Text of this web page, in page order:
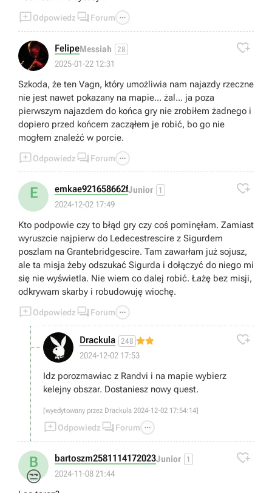
Odpowiedz  Forum 
FelipeMessiah 28
2025-01-22 12:31

Szkoda, że ten Vagn, który umożliwia nam najazdy rzeczne
nie jest nawet pokazany na mapie... żal... ja poza
pierwszym najazdem do końca gry nie zrobiłem żadnego i
dopiero przed końcem zacząłem je robić, bo go nie
mogłem znaleźć w porcie.
Odpowiedz  Forum 
E emkae921658662fJunior 1
2024-12-02 17:49

Kto podpowie czy to błąd gry czy coś pominęłam. Zamiast
wyruszcie najpierw do Ledecestrescire z Sigurdem
poszlam na Grantebridgescire. Tam zawarłam już sojusz,
ale ta misja żeby odszukać Sigurda i dołączyć do niego mi
się nie wyświetla. Nie wiem co dalej robić. Łażę bez misji,
odkrywam skarby i robudowuję wiochę.
Odpowiedz  Forum 
Drackula 248
2024-12-02 17:53

Idz porozmawiac z Randvi i na mapie wybierz
kelejny obszar. Dostaniesz nowy quest.
[wyedytowany przez Drackula 2024-12-02 17:54:14]
Odpowiedz  Forum 
B
😒
bartoszm2581114172023Junior 1
2024-11-08 21:44
